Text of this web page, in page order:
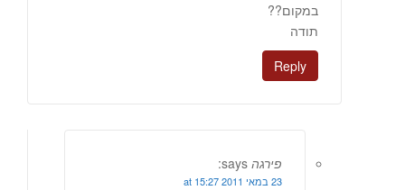
במקום??
תודה
Reply
פירגה says:
23 במאי 2011 at 15:27